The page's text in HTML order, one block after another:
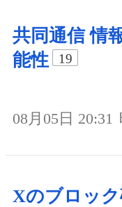
共同通信 情
能性
19
08月05日 20:31
Xのブロッ